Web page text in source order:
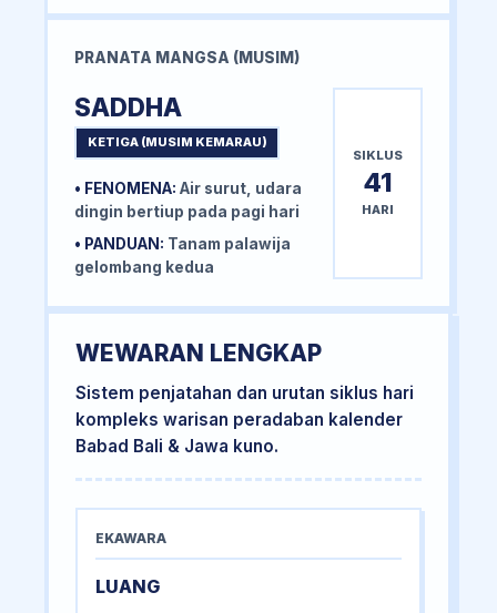
PRANATA MANGSA (MUSIM)
SADDHA
KETIGA (MUSIM KEMARAU)
• FENOMENA: Air surut, udara
dingin bertiup pada pagi hari
• PANDUAN: Tanam palawija
gelombang kedua
SIKLUS
41
HARI
WEWARAN LENGKAP
Sistem penjatahan dan urutan siklus hari
kompleks warisan peradaban kalender
Babad Bali & Jawa kuno.
EKAWARA
LUANG